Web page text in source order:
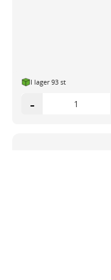
I lager 93 st
-